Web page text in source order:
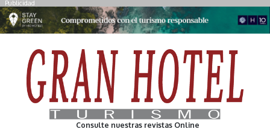
Publicidad
Consulte nuestras revistas Online